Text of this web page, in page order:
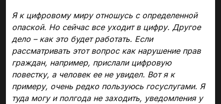
Я к цифровому миру отношусь с определенной
опаской. Но сейчас все уходит в цифру. Другое
дело – как это будет работать. Если
рассматривать этот вопрос как нарушение прав
граждан, например, прислали цифровую
повестку, а человек ее не увидел. Вот я к
примеру, очень редко пользуюсь госуслугами. Я
туда могу и полгода не заходить, уведомления у